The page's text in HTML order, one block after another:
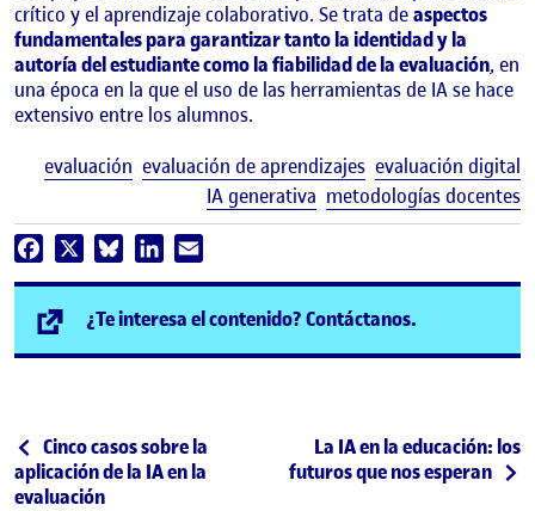
crítico y el aprendizaje colaborativo. Se trata deaspectos
fundamentales para garantizar tanto la identidad y la
autoría del estudiante como la fiabilidad de la evaluación, en
una época en la que el uso de las herramientas de IA se hace
extensivo entre los alumnos.
evaluación evaluación de aprendizajes evaluación digital
IA generativa metodologías docentes
Facebook BlueskyLinkedIn
¿Te interesa el contenido? Contáctanos.
Post navigation
Publicación anterior
Cinco casos sobre la
aplicación de la IA en la
evaluación
Siguiente publicación
La IA en la educación: los
futuros que nos esperan